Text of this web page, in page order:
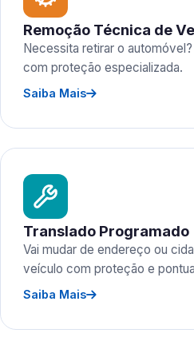
Remoção Técnica de
Necessita retirar o
com proteção especializada.
Saiba Mais
Translado Programado
Vai mudar de endereço ou
veículo com proteção e
Saiba Mais